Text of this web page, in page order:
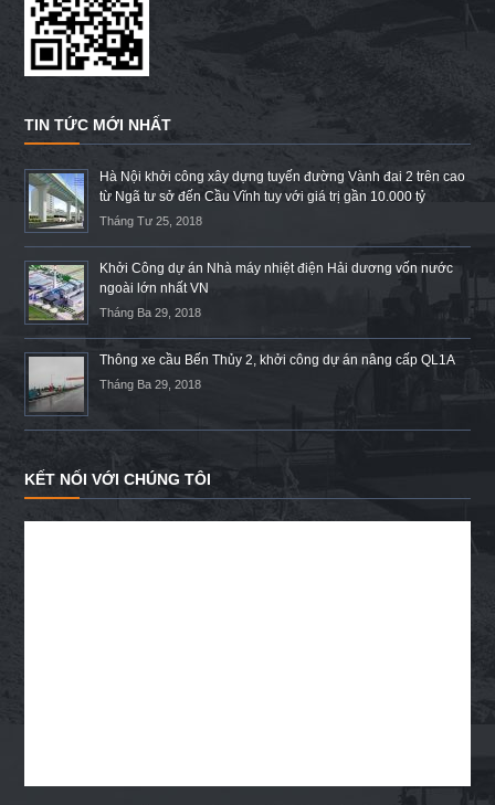
TIN TỨC MỚI NHẤT
Hà Nội khởi công xây dựng tuyến đường Vành đai 2 trên cao
từ Ngã tư sở đến Cầu Vĩnh tuy với giá trị gần 10.000 tỷ
Tháng Tư 25, 2018
Khởi Công dự án Nhà máy nhiệt điện Hải dương vốn nước
ngoài lớn nhất VN
Tháng Ba 29, 2018
Thông xe cầu Bến Thủy 2, khởi công dự án nâng cấp QL1A
Tháng Ba 29, 2018
KẾT NỐI VỚI CHÚNG TÔI